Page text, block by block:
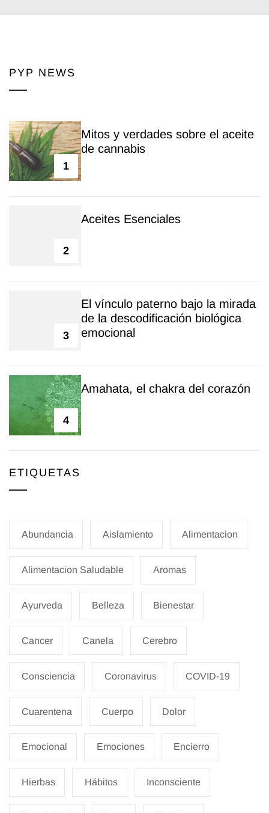
PYP NEWS
1
Mitos y verdades sobre el aceite
de cannabis
2
Aceites Esenciales
3
El vínculo paterno bajo la mirada
de la descodificación biológica
emocional
4
Amahata, el chakra del corazón
ETIQUETAS
Abundancia Aislamiento Alimentacion
Alimentacion Saludable Aromas
Ayurveda Belleza Bienestar
Cancer Canela Cerebro
Consciencia Coronavirus COVID-19
Cuarentena Cuerpo Dolor
Emocional Emociones Encierro
Hierbas Hábitos Inconsciente